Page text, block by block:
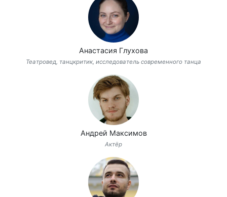
Анастасия Глухова
Театровед, танцкритик, исследователь современного танца
Андрей Максимов
Актёр